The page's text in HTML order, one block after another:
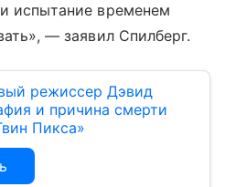
испытание временем
— заявил Спилберг.
режиссер Дэвид
и причина смерти
Пикса»